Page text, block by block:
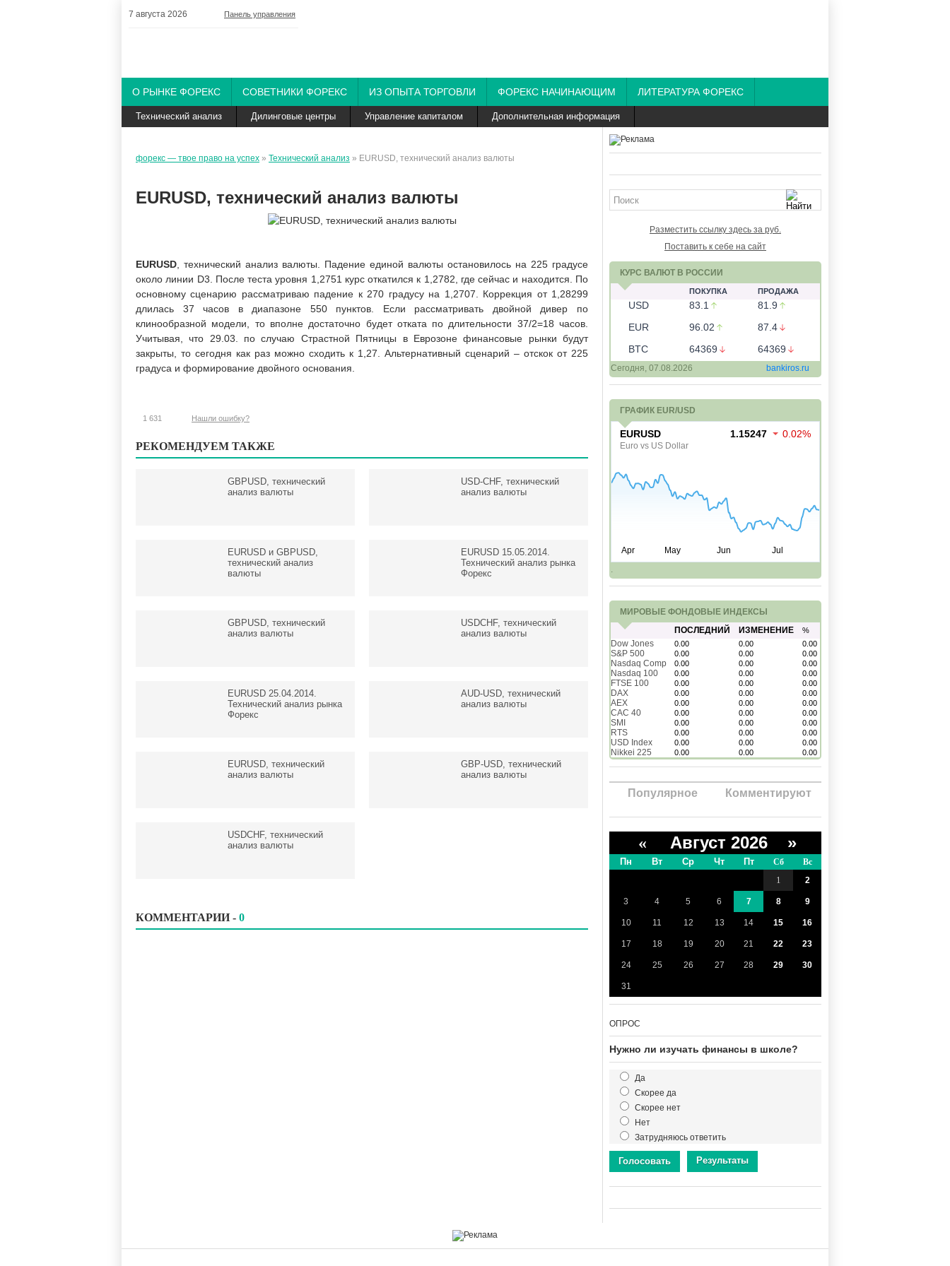
7 августа 2026 Панель управления
О РЫНКЕ ФОРЕКС СОВЕТНИКИ ФОРЕКС ИЗ ОПЫТА ТОРГОВЛИ ФОРЕКС НАЧИНАЮЩИМ ЛИТЕРАТУРА ФОРЕКС
Технический анализ Дилинговые центры Управление капиталом Дополнительная информация
форекс — твое право на успех » Технический анализ » EURUSD, технический анализ валюты
EURUSD, технический анализ валюты
EURUSD , технический анализ валюты. Падение единой валюты остановилось на 225 градусе
около линии D3. После теста уровня 1,2751 курс откатился к 1,2782, где сейчас и находится. По
основному сценарию рассматриваю падение к 270 градусу на 1,2707. Коррекция от 1,28299
длилась 37 часов в диапазоне 550 пунктов. Если рассматривать двойной дивер по
клинообразной модели, то вполне достаточно будет отката по длительности 37/2=18 часов.
Учитывая, что 29.03. по случаю Страстной Пятницы в Еврозоне финансовые рынки будут
закрыты, то сегодня как раз можно сходить к 1,27. Альтернативный сценарий – отскок от 225
градуса и формирование двойного основания.
1 631 Нашли ошибку?
РЕКОМЕНДУЕМ ТАКЖЕ
GBPUSD, технический
анализ валюты
USD-CHF, технический
анализ валюты
EURUSD и GBPUSD,
технический анализ
валюты
EURUSD 15.05.2014.
Технический анализ рынка
Форекс
GBPUSD, технический
анализ валюты
USDCHF, технический
анализ валюты
EURUSD 25.04.2014.
Технический анализ рынка
Форекс
AUD-USD, технический
анализ валюты
EURUSD, технический
анализ валюты
GBP-USD, технический
анализ валюты
USDCHF, технический
анализ валюты
КОММЕНТАРИИ - 0
Разместить ссылку здесь за руб.
Поставить к себе на сайт
КУРС ВАЛЮТ В РОССИИ
ПОКУПКА ПРОДАЖА
USD 83.1
81.9
EUR
96.02
87.4
BTC
64369 64369
Сегодня, 07.08.2026 bankiros.ru
ГРАФИК EUR/USD
.
МИРОВЫЕ ФОНДОВЫЕ ИНДЕКСЫ
ПОСЛЕДНИЙ
ИЗМЕНЕНИЕ %
Dow Jones 0.00 0.00 0.00
S&P 500 0.00 0.00 0.00
Nasdaq Comp 0.00 0.00 0.00
Nasdaq 100 0.00 0.00 0.00
FTSE 100 0.00 0.00 0.00
DAX 0.00 0.00 0.00
AEX 0.00 0.00 0.00
CAC 40 0.00 0.00 0.00
SMI 0.00 0.00 0.00
RTS 0.00 0.00 0.00
USD Index 0.00 0.00 0.00
Nikkei 225 0.00 0.00 0.00
Популярное Комментируют
« Август 2026 »
Пн Вт Ср Чт Пт Сб Вс
1 2
3 4 5 6 7 8 9
10 11 12 13 14 15 16
17 18 19 20 21 22 23
24 25 26 27 28 29 30
31
ОПРОС
Нужно ли изучать финансы в школе?
Да
Скорее да
Скорее нет
Нет
Затрудняюсь ответить
Голосовать Результаты